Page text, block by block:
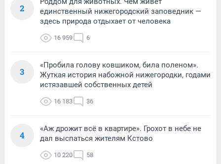
2
единственный нижегородский заповедник —
здесь природа отдыхает от человека
16 959 6
3
«Пробила голову ковшиком, била поленом».
Жуткая история набожной нижегородки, годами
истязавшей собственных детей
16 183 36
4
«Аж дрожит всё в квартире». Грохот в небе не
дал выспаться жителям Кстово
10 220 58